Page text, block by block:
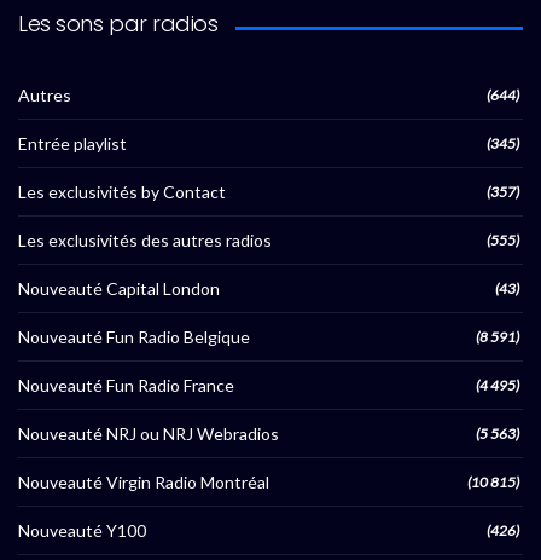
Les sons par radios
Autres (644)
Entrée playlist (345)
Les exclusivités by Contact (357)
Les exclusivités des autres radios (555)
Nouveauté Capital London (43)
Nouveauté Fun Radio Belgique (8 591)
Nouveauté Fun Radio France (4 495)
Nouveauté NRJ ou NRJ Webradios (5 563)
Nouveauté Virgin Radio Montréal (10 815)
Nouveauté Y100 (426)